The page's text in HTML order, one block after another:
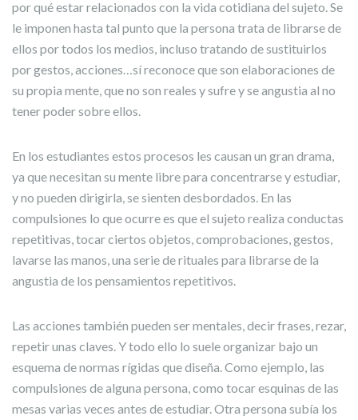
por qué estar relacionados con la vida cotidiana del sujeto. Se
le imponen hasta tal punto que la persona trata de librarse de
ellos por todos los medios, incluso tratando de sustituirlos
por gestos, acciones…sí reconoce que son elaboraciones de
su propia mente, que no son reales y sufre y se angustia al no
tener poder sobre ellos.
En los estudiantes estos procesos les causan un gran drama,
ya que necesitan su mente libre para concentrarse y estudiar,
y no pueden dirigirla, se sienten desbordados. En las
compulsiones lo que ocurre es que el sujeto realiza conductas
repetitivas, tocar ciertos objetos, comprobaciones, gestos,
lavarse las manos, una serie de rituales para librarse de la
angustia de los pensamientos repetitivos.
Las acciones también pueden ser mentales, decir frases, rezar,
repetir unas claves. Y todo ello lo suele organizar bajo un
esquema de normas rígidas que diseña. Como ejemplo, las
compulsiones de alguna persona, como tocar esquinas de las
mesas varias veces antes de estudiar. Otra persona subía los